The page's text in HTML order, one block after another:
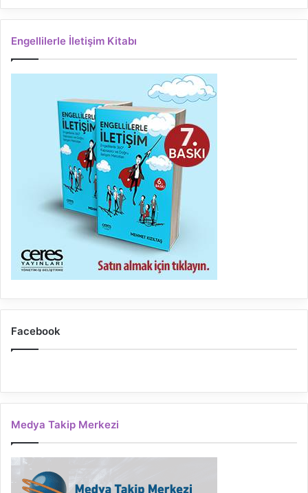
Engellilerle İletişim Kitabı
Facebook
Medya Takip Merkezi